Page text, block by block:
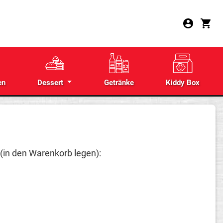
Dessert Getränke Kiddy Box
den Warenkorb legen):